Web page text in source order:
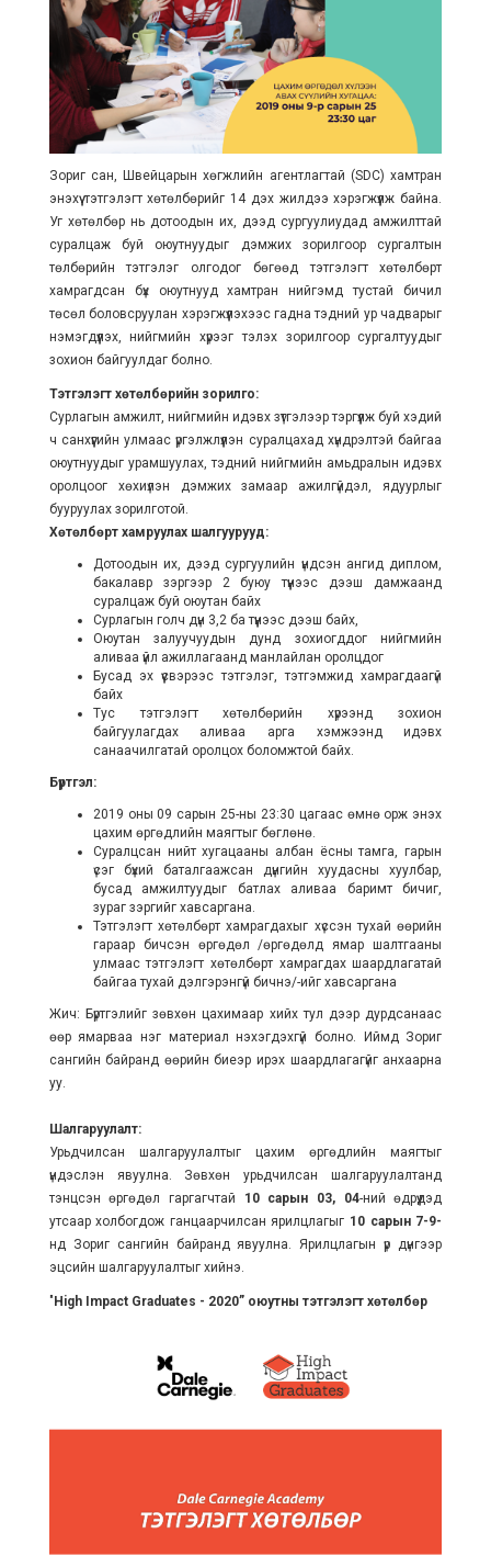
Зориг сан, Швейцарын хөгжлийн агентлагтай (SDC) хамтран
энэхүү тэтгэлэгт хөтөлбөрийг 14 дэх жилдээ хэрэгжүүлж байна.
Уг хөтөлбөр нь дотоодын их, дээд сургуулиудад амжилттай
суралцаж буй оюутнуудыг дэмжих зорилгоор сургалтын
төлбөрийн тэтгэлэг олгодог бөгөөд тэтгэлэгт хөтөлбөрт
хамрагдсан бүх оюутнууд хамтран нийгэмд тустай бичил
төсөл боловсруулан хэрэгжүүлэхээс гадна тэдний ур чадварыг
нэмэгдүүлэх, нийгмийн хүрээг тэлэх зорилгоор сургалтуудыг
зохион байгуулдаг болно.
Тэтгэлэгт хөтөлбөрийн зорилго:
Сурлагын амжилт, нийгмийн идэвх зүтгэлээр тэргүүлж буй хэдий
ч санхүүгийн улмаас үргэлжлүүлэн суралцахад хүндрэлтэй байгаа
оюутнуудыг урамшуулах, тэдний нийгмийн амьдралын идэвх
оролцоог хөхиүлэн дэмжих замаар ажилгүйдэл, ядуурлыг
бууруулах зорилготой.
Хөтөлбөрт хамруулах шалгуурууд:
Дотоодын их, дээд сургуулийн үндсэн ангид диплом,
бакалавр зэргээр 2 буюу түүнээс дээш дамжаанд
суралцаж буй оюутан байх
Сурлагын голч дүн 3,2 ба түүнээс дээш байх,
Оюутан залуучуудын дунд зохиогддог нийгмийн
аливаа үйл ажиллагаанд манлайлан оролцдог
Бусад эх үүсвэрээс тэтгэлэг, тэтгэмжид хамрагдаагүй
байх
Тус тэтгэлэгт хөтөлбөрийн хүрээнд зохион
байгуулагдах аливаа арга хэмжээнд идэвх
санаачилгатай оролцох боломжтой байх.
Бүртгэл:
2019 оны 09 сарын 25-ны 23:30 цагаас өмнө орж энэхүү
цахим өргөдлийн маягтыг бөглөнө.
Суралцсан нийт хугацааны албан ёсны тамга, гарын
үсэг бүхий баталгаажсан дүнгийн хуудасны хуулбар,
бусад амжилтуудыг батлах аливаа баримт бичиг,
зураг зэргийг хавсаргана.
Тэтгэлэгт хөтөлбөрт хамрагдахыг хүссэн тухай өөрийн
гараар бичсэн өргөдөл /өргөдөлд ямар шалтгааны
улмаас тэтгэлэгт хөтөлбөрт хамрагдах шаардлагатай
байгаа тухай дэлгэрэнгүй бичнэ/-ийг хавсаргана
Жич: Бүртгэлийг зөвхөн цахимаар хийх тул дээр дурдсанаас
өөр ямарваа нэг материал нэхэгдэхгүй болно. Иймд Зориг
сангийн байранд өөрийн биеэр ирэх шаардлагагүйг анхаарна
уу.
Шалгаруулалт:
Урьдчилсан шалгаруулалтыг цахим өргөдлийн маягтыг
үндэслэн явуулна. Зөвхөн урьдчилсан шалгаруулалтанд
тэнцсэн өргөдөл гаргагчтай 10 сарын 03, 04-ний өдрүүдэд
утсаар холбогдож ганцаарчилсан ярилцлагыг 10 сарын 7-9-
нд Зориг сангийн байранд явуулна. Ярилцлагын үр дүнгээр
эцсийн шалгаруулалтыг хийнэ.
" High Impact Graduates - 2020” оюутны тэтгэлэгт хөтөлбөр